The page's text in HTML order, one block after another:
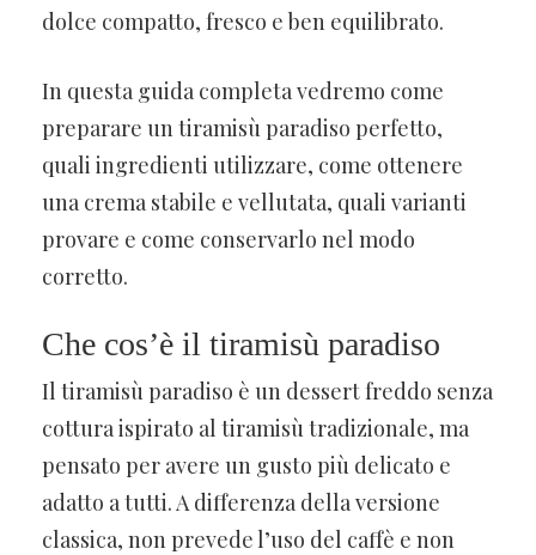
dolce compatto, fresco e ben equilibrato.
In questa guida completa vedremo come
preparare un tiramisù paradiso perfetto,
quali ingredienti utilizzare, come ottenere
una crema stabile e vellutata, quali varianti
provare e come conservarlo nel modo
corretto.
Che cos’è il tiramisù paradiso
Il tiramisù paradiso è un dessert freddo senza
cottura ispirato al tiramisù tradizionale, ma
pensato per avere un gusto più delicato e
adatto a tutti. A differenza della versione
classica, non prevede l’uso del caffè e non